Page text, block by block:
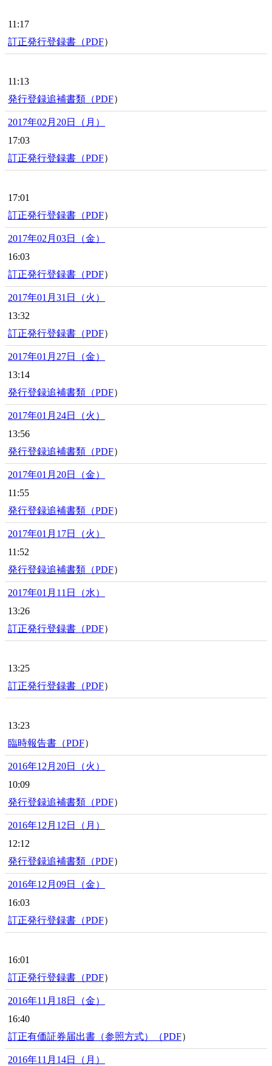
11:17
訂正発行登録書（PDF）
11:13
発行登録追補書類（PDF）
2017年02月20日（月）
17:03
訂正発行登録書（PDF）
17:01
訂正発行登録書（PDF）
2017年02月03日（金）
16:03
訂正発行登録書（PDF）
2017年01月31日（火）
13:32
訂正発行登録書（PDF）
2017年01月27日（金）
13:14
発行登録追補書類（PDF）
2017年01月24日（火）
13:56
発行登録追補書類（PDF）
2017年01月20日（金）
11:55
発行登録追補書類（PDF）
2017年01月17日（火）
11:52
発行登録追補書類（PDF）
2017年01月11日（水）
13:26
訂正発行登録書（PDF）
13:25
訂正発行登録書（PDF）
13:23
臨時報告書（PDF）
2016年12月20日（火）
10:09
発行登録追補書類（PDF）
2016年12月12日（月）
12:12
発行登録追補書類（PDF）
2016年12月09日（金）
16:03
訂正発行登録書（PDF）
16:01
訂正発行登録書（PDF）
2016年11月18日（金）
16:40
訂正有価証券届出書（参照方式）（PDF）
2016年11月14日（月）